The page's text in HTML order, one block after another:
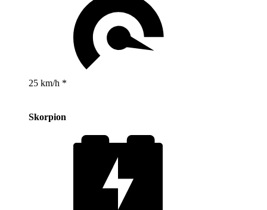
25 km/h *
Skorpion